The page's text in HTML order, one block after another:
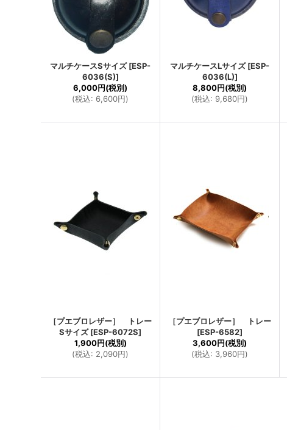
マルチケースSサイズ [ESP-
6036(S)]
6,000円(税別)
(税込: 6,600円)
マルチケースLサイズ [ESP-
6036(L)]
8,800円(税別)
(税込: 9,680円)
［プエブロレザー］ トレー
Sサイズ [ESP-6072S]
1,900円(税別)
(税込: 2,090円)
［プエブロレザー］ トレー
[ESP-6582]
3,600円(税別)
(税込: 3,960円)